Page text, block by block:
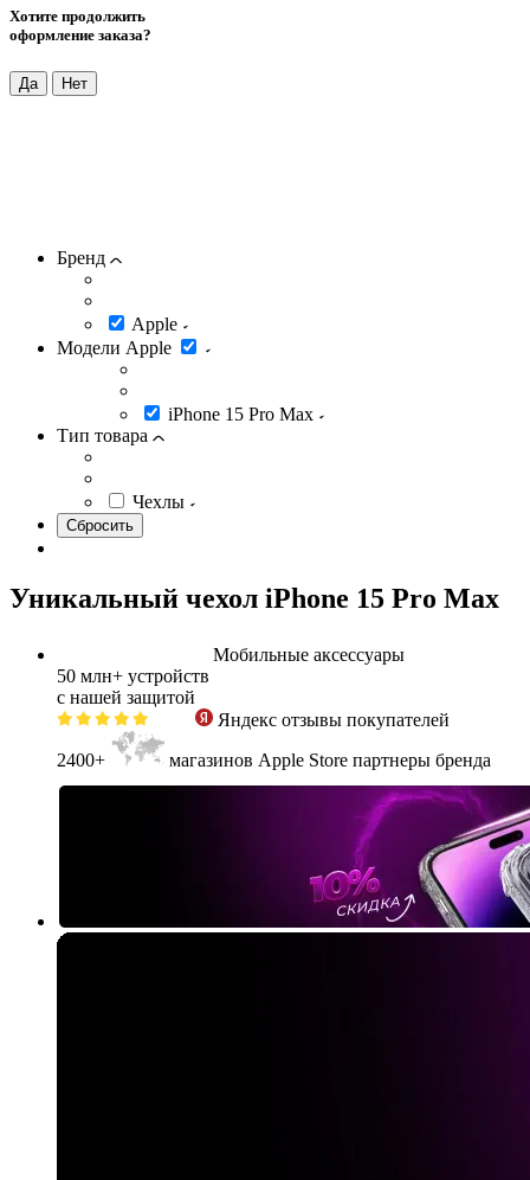
Хотите продолжить
оформление заказа?
Да Нет
Бренд
Apple
Модели Apple
iPhone 15 Pro Max
Тип товара
Чехлы
Уникальный чехол iPhone 15 Pro Max
Мобильные аксессуары
50 млн+ устройств
с нашей защитой
Яндекс отзывы покупателей
2400+
магазинов Apple Store партнеры бренда